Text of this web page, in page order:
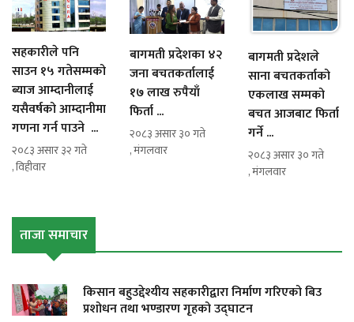
सहकारीले पनि
साउन १५ गतेसम्मको
ब्याज आम्दानीलाई
यसैवर्षको आम्दानीमा
गणना गर्न पाउने ...
२०८३ असार ३२ गते
, विहीवार
बागमती प्रदेशका ४२
जना बचतकर्तालाई
१७ लाख रुपैयाँ
फिर्ता ...
२०८३ असार ३० गते
, मंगलवार
बागमती प्रदेशले
साना बचतकर्ताको
एकलाख सम्मको
बचत आजबाट फिर्ता
गर्ने ...
२०८३ असार ३० गते
, मंगलवार
ताजा समाचार
किसान बहुउद्देश्यीय सहकारीद्वारा निर्माण गरिएको बिउ
प्रशोधन तथा भण्डारण गृहको उद्घाटन